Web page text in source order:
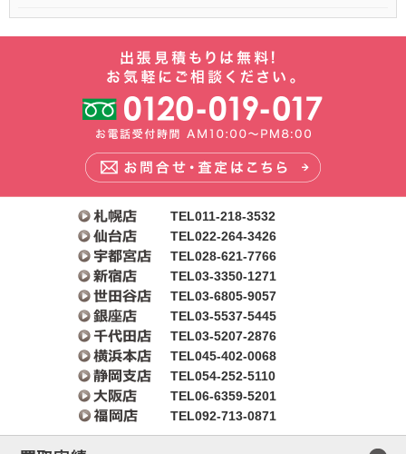
TEL011-218-3532
TEL022-264-3426
TEL028-621-7766
TEL03-3350-1271
TEL03-6805-9057
TEL03-5537-5445
TEL03-5207-2876
TEL045-402-0068
TEL054-252-5110
TEL06-6359-5201
TEL092-713-0871